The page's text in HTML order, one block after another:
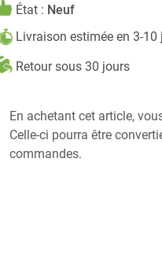
État : Neuf
Livraison estimée en 3-10
Retour sous 30 jours
En achetant cet article,
Celle-ci pourra être
commandes.